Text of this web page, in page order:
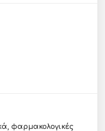
φαρμακολογικές